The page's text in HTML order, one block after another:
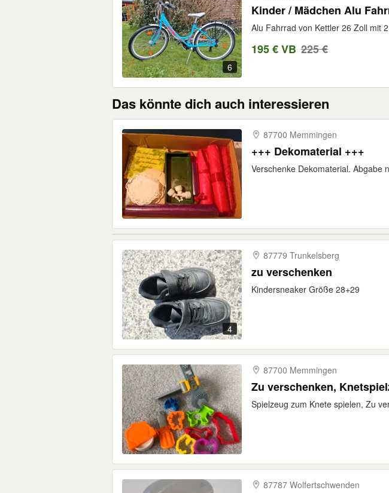
6
Kinder / Mädchen Alu
Alu Fahrrad von Kettler 26 Zoll mit
195 € VB 225 €
Das könnte dich auch interessieren
87700 Memmingen
+++ Dekomaterial +++
Verschenke Dekomaterial. Abgabe
4
87779 Trunkelsberg
zu verschenken
Kindersneaker Größe 28+29
87700 Memmingen
Zu verschenken,
Spielzeug zum Knete spielen, Zu
87787 Wolfertschwenden